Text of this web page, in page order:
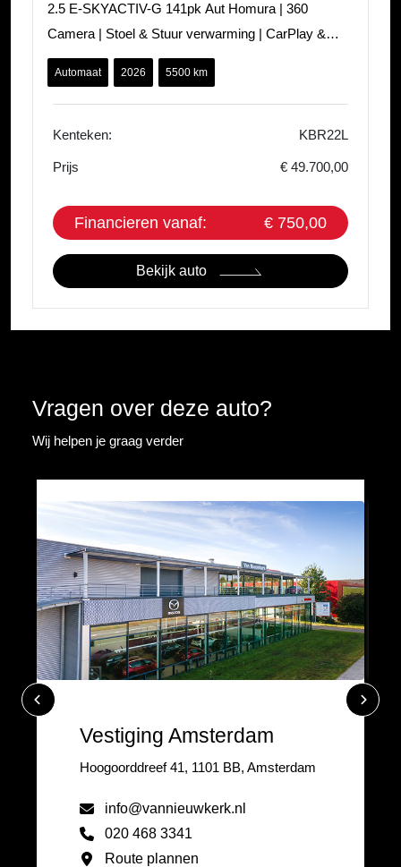
2.5 E-SKYACTIV-G 141pk Aut Homura | 360
Camera | Stoel & Stuur verwarming | CarPlay &
Android | HUD | Keyless
Automaat 2026 5500 km
Kenteken: KBR22L
Prijs € 49.700,00
Financieren vanaf: € 750,00
Bekijk auto
Vragen over deze auto?
Wij helpen je graag verder
Vestiging Amsterdam
Hoogoorddreef 41, 1101 BB, Amsterdam
info@vannieuwkerk.nl
020 468 3341
Route plannen